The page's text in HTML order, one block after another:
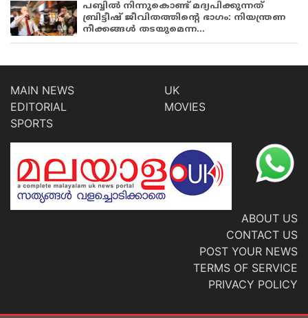
പബ്ബില്‍ നിന്നുകൊണ്ട് മദ്യപിക്കുന്നത്
ബ്രിട്ടീഷ് ജീവിതത്തിന്റെ ഭാഗം: നിയന്ത്രണ
നീക്കങ്ങള്‍ തടയുമെന്ന...
MAIN NEWS
EDITORIAL
SPORTS
UK
MOVIES
ABOUT US
CONTACT US
POST YOUR NEWS
TERMS OF SERVICE
PRIVACY POLICY